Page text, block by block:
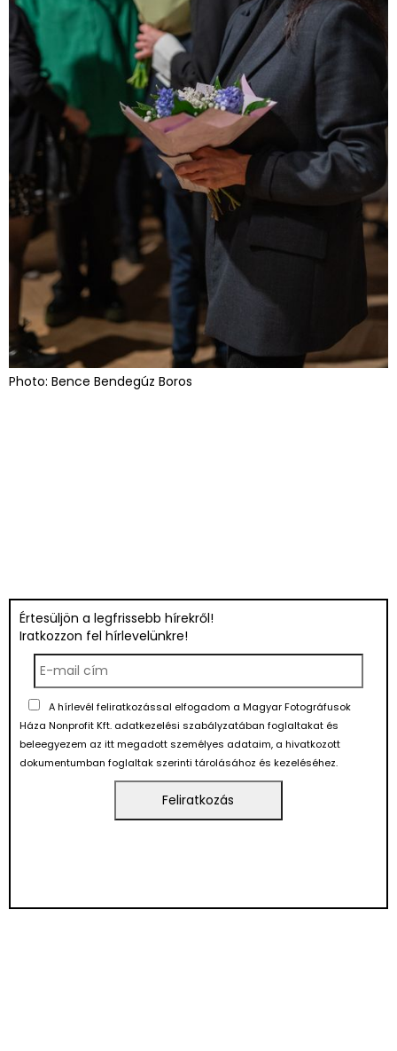
Photo: Bence Bendegúz Boros
Értesüljön a legfrissebb hírekről!
Iratkozzon fel hírlevelünkre!
A hírlevél feliratkozással elfogadom a Magyar Fotográfusok
Háza Nonprofit Kft. adatkezelési szabályzatában foglaltakat és
beleegyezem az itt megadott személyes adataim, a hivatkozott
dokumentumban foglaltak szerinti tárolásához és kezeléséhez.